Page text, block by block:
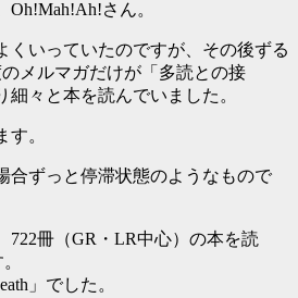
さん。
くいっていたのですが、その後ずる
メルマガだけが「多読との接
細々と本を読んでいました。
。
合ずっと停滞状態のようなもので
722冊（GR・LR中心）の本を読
」でした。